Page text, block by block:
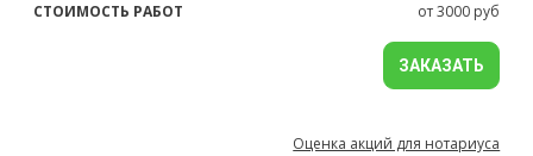
от 3000 руб
ЗАКАЗАТЬ
Оценка акций для нотариуса